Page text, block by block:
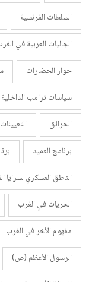
السلطات الفرنسية
الجاليات العربية في
حوار الحضارات
سياسات ترامب الداخلية
الحرائق
التعيينات
برنامج العميد
الناطق العسكري لسرايا
الحريات في الغرب
مفهوم الأخر في الغرب
الرسول الأعظم (ص)